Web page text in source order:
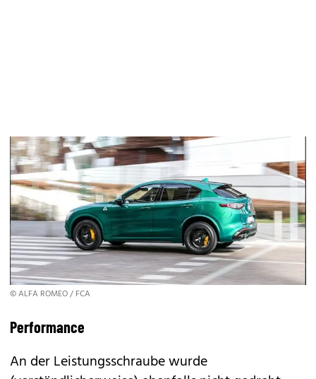
© ALFA ROMEO / FCA
Performance
An der Leistungsschraube wurde